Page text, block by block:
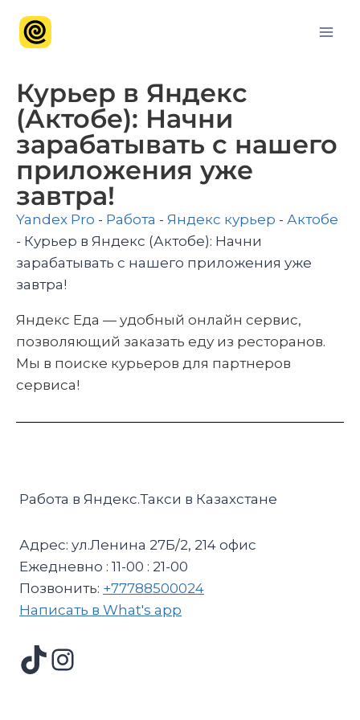
Курьер в Яндекс
(Актобе): Начни
зарабатывать с нашего
приложения уже
завтра!
Yandex Pro - Работа - Яндекс курьер - Актобе
- Курьер в Яндекс (Актобе): Начни
зарабатывать с нашего приложения уже
завтра!
Яндекс Еда — удобный онлайн сервис,
позволяющий заказать еду из ресторанов.
Мы в поиске курьеров для партнеров
сервиса!
Работа в Яндекс.Такси в Казахстане
Адрес: ул.Ленина 27Б/2, 214 офис
Ежедневно : 11-00 : 21-00
Позвонить: +77788500024
Написать в What's app